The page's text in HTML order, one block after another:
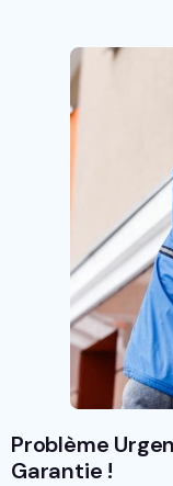
Problème
Garantie !